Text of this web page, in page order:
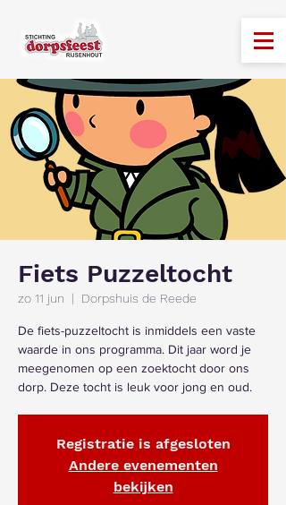
Fiets Puzzeltocht
zo 11 jun
  |
Dorpshuis de Reede
De fiets-puzzeltocht is inmiddels een vaste
waarde in ons programma. Dit jaar word je
meegenomen op een zoektocht door ons
dorp. Deze tocht is leuk voor jong en oud.
Registratie is afgesloten
Andere evenementen
bekijken